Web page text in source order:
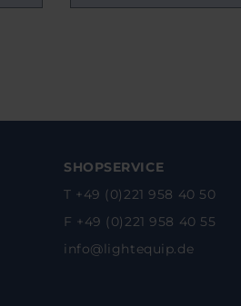
SHOPSERVICE
T +49 (0)221 958 40 50
F +49 (0)221 958 40 55
info@lightequip.de